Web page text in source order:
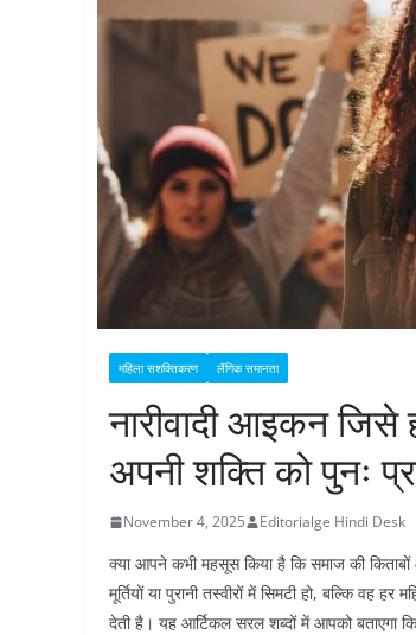
महिला सशक्तिकरण लैंगिक समानता
नारीवादी आइकन
अपनी शक्ति को पुनः
November 4, 2025 Editorialge Hindi Desk
क्या आपने कभी महसूस किया है कि समाज की
मूर्तियों या पुरानी तस्वीरों में सिमटी हो, बल्कि
देती है। यह आर्टिकल सरल शब्दों में आपको बताएगा